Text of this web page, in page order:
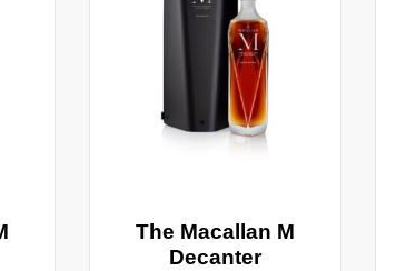
The Macallan M
Decanter